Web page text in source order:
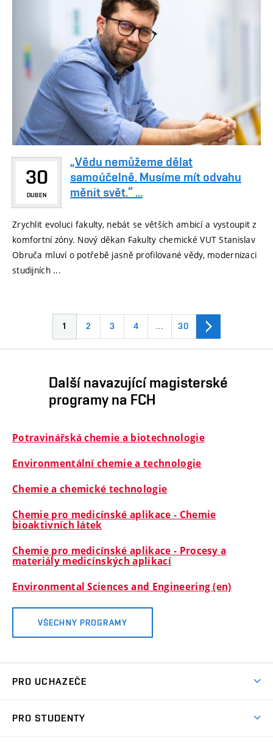
30
DUBEN
„Vědu nemůžeme dělat
samoúčelně. Musíme mít odvahu
měnit svět.“ ...
Zrychlit evoluci fakulty, nebát se větších ambicí a vystoupit z
komfortní zóny. Nový děkan Fakulty chemické VUT Stanislav
Obruča mluví o potřebě jasně profilované vědy, modernizaci
studijních ...
1 2 3 4 … 30
Další navazující magisterské
programy na FCH
Potravinářská chemie a biotechnologie
Environmentální chemie a technologie
Chemie a chemické technologie
Chemie pro medicínské aplikace - Chemie
bioaktivních látek
Chemie pro medicínské aplikace - Procesy a
materiály medicínských aplikací
Environmental Sciences and Engineering (en)
VŠECHNY PROGRAMY
PRO UCHAZEČE
PRO STUDENTY